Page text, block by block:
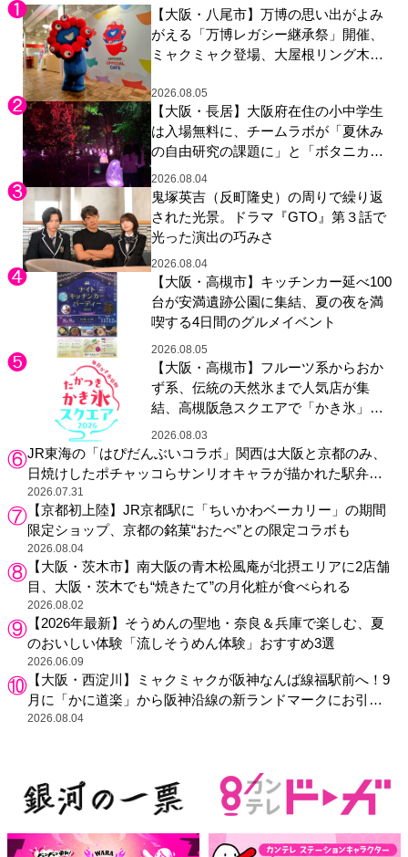
【大阪・八尾市】万博の思い出がよみ
がえる「万博レガシー継承祭」開催、
ミャクミャク登場、大屋根リング木材
展示も
2026.08.05
【大阪・長居】大阪府在住の小中学生
は入場無料に、チームラボが「夏休み
の自由研究の課題に」と「ボタニカル
ガーデン 大阪」へ招待
2026.08.04
鬼塚英吉（反町隆史）の周りで繰り返
された光景。ドラマ『GTO』第３話で
光った演出の巧みさ
2026.08.04
【大阪・高槻市】キッチンカー延べ100
台が安満遺跡公園に集結、夏の夜を満
喫する4日間のグルメイベント
2026.08.05
【大阪・高槻市】フルーツ系からおか
ず系、伝統の天然氷まで人気店が集
結、高槻阪急スクエアで「かき氷」祭
り
2026.08.03
JR東海の「はぴだんぶいコラボ」関西は大阪と京都のみ、
日焼けしたポチャッコらサンリオキャラが描かれた駅弁や
グッズが登場
2026.07.31
【京都初上陸】JR京都駅に「ちいかわベーカリー」の期間
限定ショップ、京都の銘菓“おたべ”との限定コラボも
2026.08.04
【大阪・茨木市】南大阪の青木松風庵が北摂エリアに2店舗
目、大阪・茨木でも“焼きたて”の月化粧が食べられる
2026.08.02
【2026年最新】そうめんの聖地・奈良＆兵庫で楽しむ、夏
のおいしい体験「流しそうめん体験」おすすめ3選
2026.06.09
【大阪・西淀川】ミャクミャクが阪神なんば線福駅前へ！9
月に「かに道楽」から阪神沿線の新ランドマークにお引っ
越し
2026.08.04